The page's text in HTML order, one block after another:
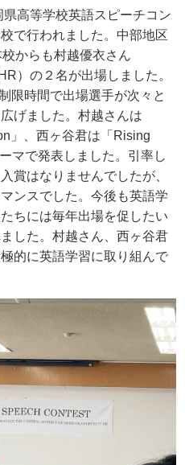
県高等学校英語スピーチコン
で行われました。中部地区
からも村越優衣さん
）の２名が出場しました。
限時間で出場選手が次々と
げました。村越さんは
」、西ヶ谷君は「 Rising
マで発表しました。引率し
賞はなりませんでしたが、
ンスでした。今後も英語学
ちには毎年出場を促したい
した。村越さん、西ヶ谷君
的に英語学習に取り組んで